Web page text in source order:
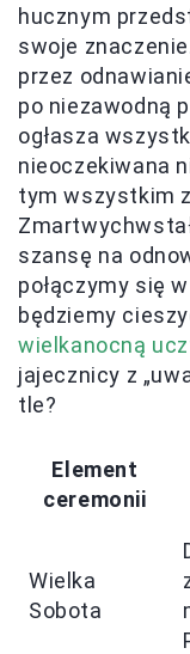
hucznym
swoje
przez
po niezawodną
ogłasza
nieoczekiwana
tym wszystkim
szansę na
połączymy się
będziemy
wielkanocną
jajecznicy z
tle?
Element
ceremonii
Wielka
Sobota